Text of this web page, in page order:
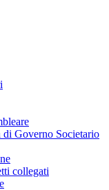
Governo Societario
collegati